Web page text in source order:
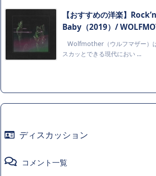
【おすすめの洋楽】
Baby（2019）/
Wolfmother（ウルフマザー）
スカッとできる現代におい ...
ディスカッション
コメント一覧